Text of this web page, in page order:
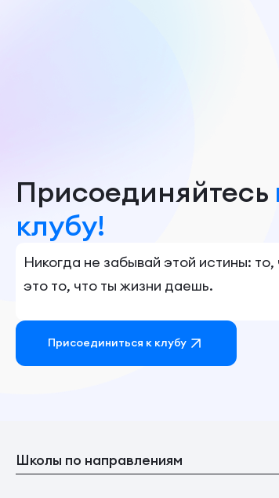
Присоединяйтесь
клубу!
Никогда не забывай этой истины:
это то, что ты жизни даешь.
Присоединиться к клубу
Школы по направлениям